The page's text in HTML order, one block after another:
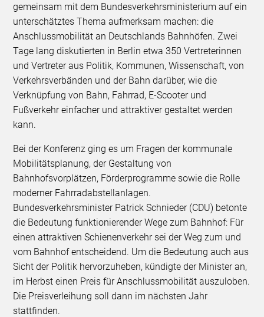
gemeinsam mit dem Bundesverkehrsministerium auf ein
unterschätztes Thema aufmerksam machen: die
Anschlussmobilität an Deutschlands Bahnhöfen. Zwei
Tage lang diskutierten in Berlin etwa 350 Vertreterinnen
und Vertreter aus Politik, Kommunen, Wissenschaft, von
Verkehrsverbänden und der Bahn darüber, wie die
Verknüpfung von Bahn, Fahrrad, E-Scooter und
Fußverkehr einfacher und attraktiver gestaltet werden
kann.
Bei der Konferenz ging es um Fragen der kommunale
Mobilitätsplanung, der Gestaltung von
Bahnhofsvorplätzen, Förderprogramme sowie die Rolle
moderner Fahrradabstellanlagen.
Bundesverkehrsminister Patrick Schnieder (CDU) betonte
die Bedeutung funktionierender Wege zum Bahnhof: Für
einen attraktiven Schienenverkehr sei der Weg zum und
vom Bahnhof entscheidend. Um die Bedeutung auch aus
Sicht der Politik hervorzuheben, kündigte der Minister an,
im Herbst einen Preis für Anschlussmobilität auszuloben.
Die Preisverleihung soll dann im nächsten Jahr
stattfinden.